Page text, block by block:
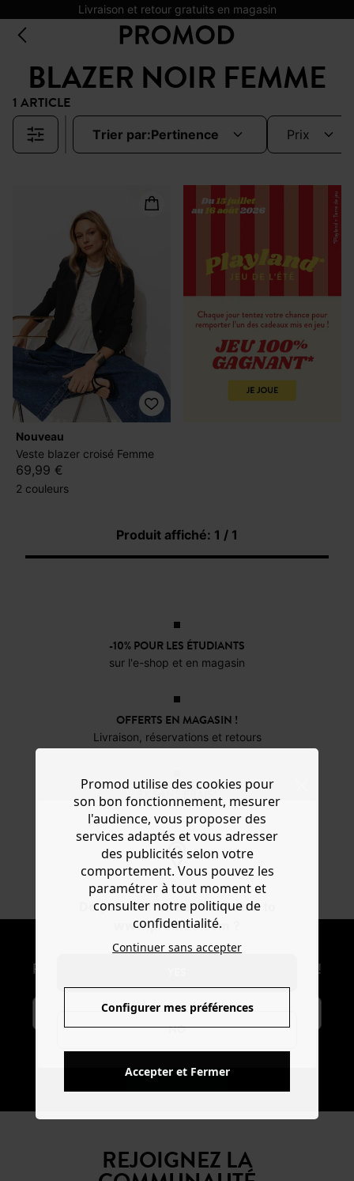
Livraison et retour gratuits en magasin
Do you want to be redirected to
www.promod.com ?
NO
BLAZER NOIR FEMME
1 ARTICLE
trier par: pertinence prix
nouveau
Veste blazer croisé Femme
69,99 €
2 couleurs
Produit affiché: 1 / 1
-10% POUR LES ÉTUDIANTS
sur l'e-shop et en magasin
OFFERTS EN MAGASIN !
Livraison, réservations et retours
3X SANS FRAIS*
Avec ALMA au moment du paiement
DU 34 AU 48
En ligne et dans 200 magasins
NEWSLETTER
Recevoir les actus mode et offres Promod !
S'ABONNER
REJOIGNEZ LA
Promod utilise des cookies pour
son bon fonctionnement, mesurer
l'audience, vous proposer des
services adaptés et vous adresser
des publicités selon votre
comportement. Vous pouvez les
paramétrer à tout moment et
consulter notre politique de
confidentialité.
Continuer sans accepter
Configurer mes préférences
Accepter et Fermer